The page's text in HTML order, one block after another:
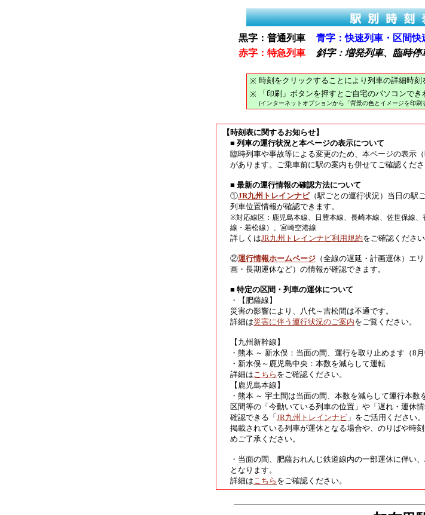
黒字：普通列車
青字：快速列車・区間快
赤字：特急列車
斜字：増発列車、臨時停
※ 時刻をクリックすることにより列車の詳細時刻
※
「印刷」ボタンを押すとご自宅のパソコンで
(インターネットオプションから「背景の色とイメージを印
【時刻表に関するお知らせ】
■ 列車の運行状況と本ページの表示について
臨時列車や事故等による変更のため、本ページの表示
があります。ご乗車前に駅の案内も併せてご確認くださ
■ 最新の運行情報の確認方法について
①JR九州トレインナビ（駅ごとの運行状況）当日の駅
列車位置情報が確認できます。
※対応線区：鹿児島本線、日豊本線、長崎本線、佐世保線
線・若松線）、宮崎空港線
詳しくはJR九州トレインナビ利用規約をご確認ください
②運行情報ホームページ （全線の遅延・計画運休）エ
画・長期運休など）の情報が確認できます。
■ 特定の区間・列車の運休について
・【肥薩線】
災害の影響により、八代～吉松間は不通です。
詳細は災害に伴う運行状況のご案内をご覧ください。
【九州新幹線】
・熊本 ～ 新水俣：当面の間、運行を取り止めます（8
・新水俣～鹿児島中央：本数を減らして運転
詳細はこちら をご確認ください。
【鹿児島本線】
・熊本 ～ 宇土間は当面の間、本数を減らして運行本数
区間等の「今動いている列車の位置」や「遅れ・運休
確認できる「JR九州トレインナビ 」をご活用ください。
掲載されている列車が運休となる場合や、のりばや時
めご了承ください。
・当面の間、肥薩おれんじ鉄道線内の一部運休に伴い
となります。
詳細はこちら をご確認ください。